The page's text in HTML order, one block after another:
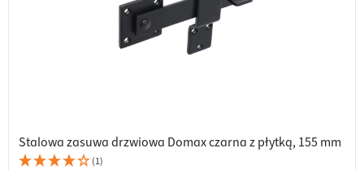
Stalowa zasuwa drzwiowa Domax czarna z płytką, 155 mm
(1)